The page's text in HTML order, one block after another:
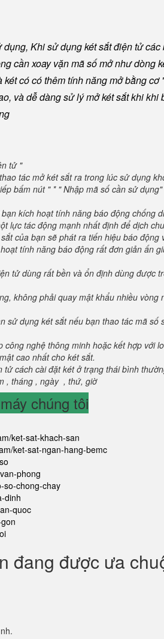
Khi sử dụng két sắt điện tử các
cần xoay vặn mã số mở như dòng
có có thêm tính năng mở bằng cơ
và dễ dàng sử lý mở két sắt khi khi
tử "
tác mở két sắt ra trong lúc sử dụng
bấm nút " * " Nhập mã số cần sử
kích hoạt tính năng báo động chống di
lực tác động mạnh nhất định để dịch
của bạn sẽ phát ra tiến hiệu báo động
tính năng báo động rất đơn giản ấn
tử dùng rất bền và ổn định dùng được
không phải quay mật khẩu nhiều vòng
sử dụng két sắt nếu bạn thao tác mã số
nghệ thông minh hoặc kết hợp với
cao nhất cho két sắt.
cách cài đặt két ở trạng thái bình
, tháng , ngày , thứ, giờ
chúng tôi
ket-sat-khach-san
ket-sat-ngan-hang-bemc
phong
so-chong-chay
dinh
quoc
đang được ưa